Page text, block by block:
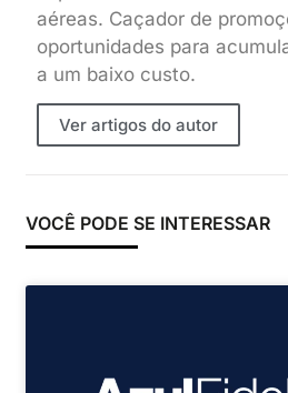
aéreas. Caçador de
oportunidades para
a um baixo custo.
Ver artigos do autor
VOCÊ PODE SE INTERESSAR